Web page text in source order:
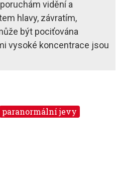
vidění a
hlavy, závratím,
být pociťována
vysoké koncentrace jsou
paranormální jevy